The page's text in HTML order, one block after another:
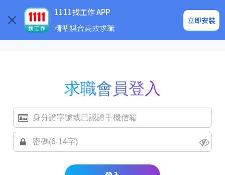
1111找工作 APP
精準媒合高效求職
立即安裝
企業求才
求職會員登入